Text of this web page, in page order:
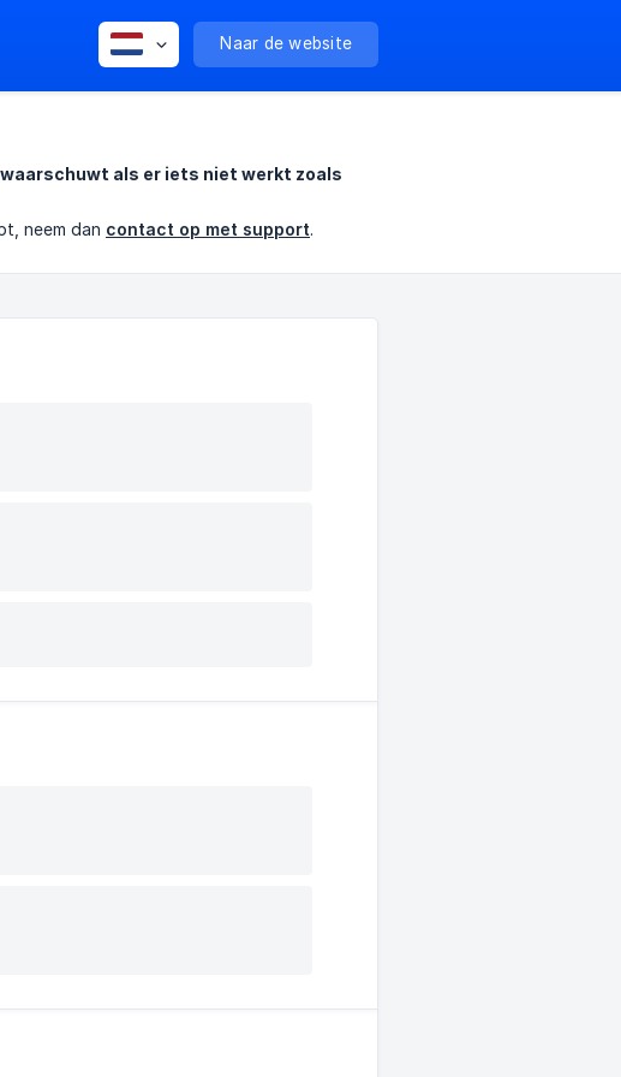
Naar de website
als er iets niet werkt zoals
neem dan contact op met support.